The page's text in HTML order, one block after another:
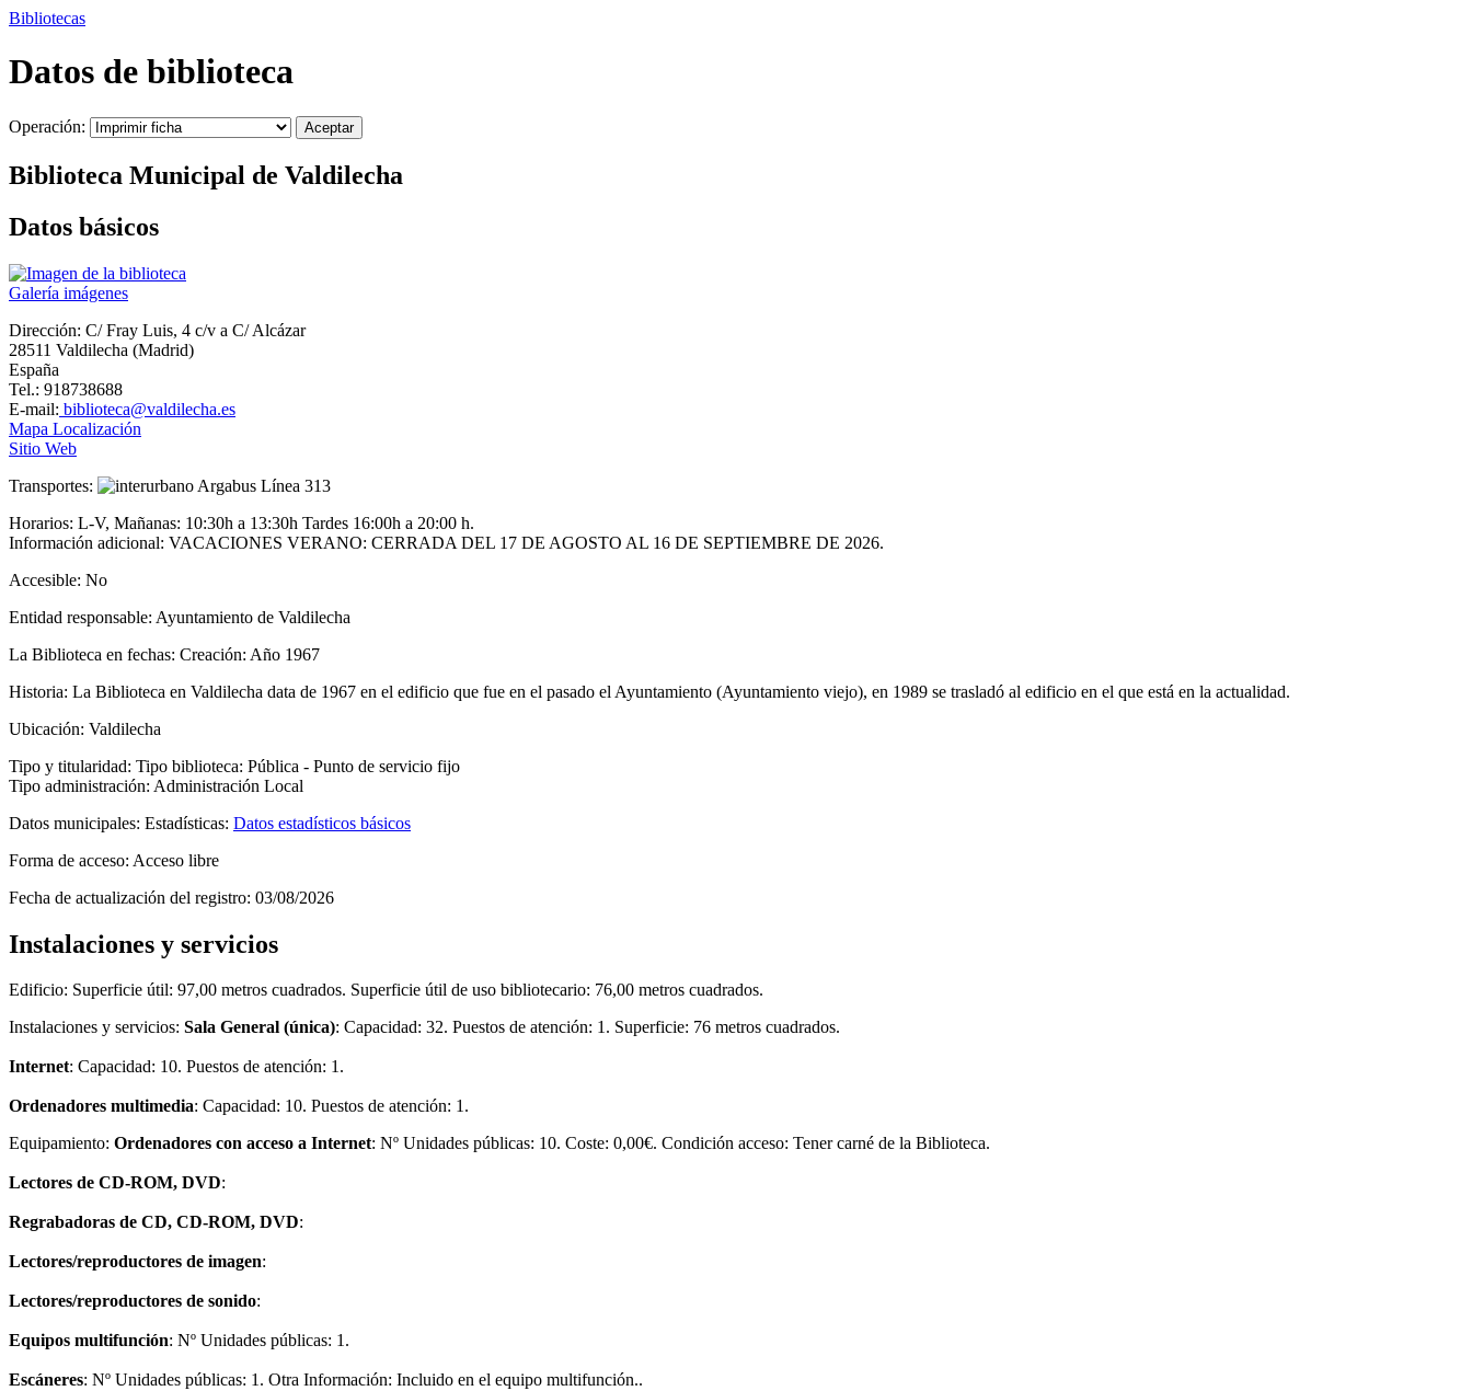
Bibliotecas
Datos de biblioteca
Operación:
Biblioteca Municipal de Valdilecha
Datos básicos
Galería imágenes
Dirección: C/ Fray Luis, 4 c/v a C/ Alcázar
28511 Valdilecha (Madrid)
España
Tel.: 918738688
E-mail: biblioteca@valdilecha.es
Mapa Localización
Sitio Web
Transportes:
Argabus Línea 313
Horarios: L-V, Mañanas: 10:30h a 13:30h Tardes 16:00h a 20:00 h.
Información adicional: VACACIONES VERANO: CERRADA DEL 17 DE AGOSTO AL 16 DE SEPTIEMBRE DE 2026.
Accesible: No
Entidad responsable: Ayuntamiento de Valdilecha
La Biblioteca en fechas: Creación: Año 1967
Historia: La Biblioteca en Valdilecha data de 1967 en el edificio que fue en el pasado el Ayuntamiento (Ayuntamiento viejo), en 1989 se trasladó al edificio en el que está en la actualidad.
Ubicación: Valdilecha
Tipo y titularidad: Tipo biblioteca: Pública - Punto de servicio fijo
Tipo administración: Administración Local
Datos municipales: Estadísticas: Datos estadísticos básicos
Forma de acceso: Acceso libre
Fecha de actualización del registro: 03/08/2026
Instalaciones y servicios
Edificio: Superficie útil: 97,00 metros cuadrados. Superficie útil de uso bibliotecario: 76,00 metros cuadrados.
Instalaciones y servicios: Sala General (única): Capacidad: 32. Puestos de atención: 1. Superficie: 76 metros cuadrados.
Internet: Capacidad: 10. Puestos de atención: 1.
Ordenadores multimedia: Capacidad: 10. Puestos de atención: 1.
Equipamiento: Ordenadores con acceso a Internet: Nº Unidades públicas: 10. Coste: 0,00€. Condición acceso: Tener carné de la Biblioteca.
Lectores de CD-ROM, DVD:
Regrabadoras de CD, CD-ROM, DVD:
Lectores/reproductores de imagen:
Lectores/reproductores de sonido:
Equipos multifunción: Nº Unidades públicas: 1.
Escáneres: Nº Unidades públicas: 1. Otra Información: Incluido en el equipo multifunción..